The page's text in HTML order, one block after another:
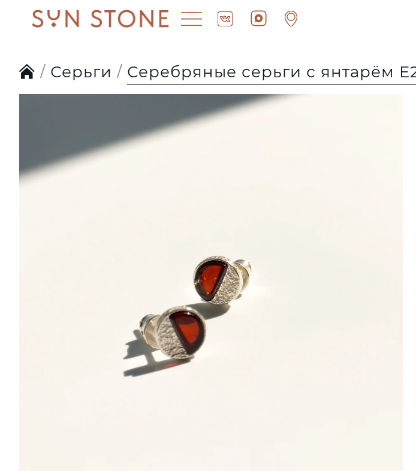
Серьги Серебряные серьги с янтарём